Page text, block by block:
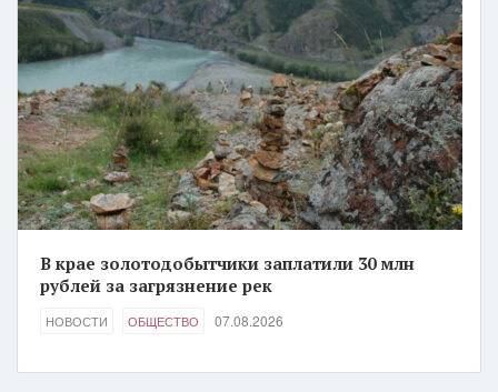
В крае золотодобытчики заплатили 30 млн
рублей за загрязнение рек
НОВОСТИ ОБЩЕСТВО 07.08.2026